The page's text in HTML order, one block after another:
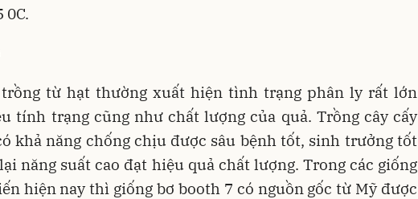
0C.
từ hạt thường xuất hiện tình trạng phân ly rất lớn
tính trạng cũng như chất lượng của quả. Trồng cây cấy
khả năng chống chịu được sâu bệnh tốt, sinh trưởng tốt
năng suất cao đạt hiệu quả chất lượng. Trong các giống
hiện nay thì giống bơ booth 7 có nguồn gốc từ Mỹ được